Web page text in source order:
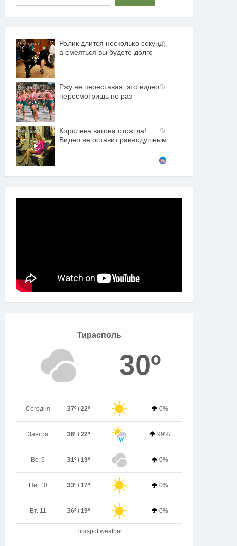
i
Ролик длится несколько секунд,
а смеяться вы будете долго
i
Ржу не переставая, это видео
пересмотришь не раз
i
Королева вагона отожгла!
Видео не оставит равнодушным
Тирасполь
30º
Сегодня 37º / 22º 0%
Завтра 36º / 22º 99%
Вс. 9 31º / 19º 0%
Пн. 10 33º / 17º 0%
Вт. 11 36º / 19º 0%
Tiraspol weather